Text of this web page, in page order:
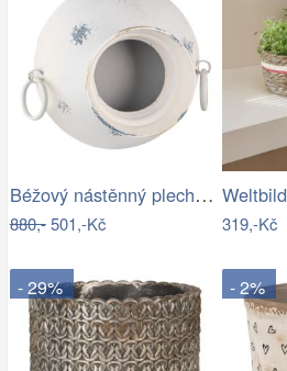
Béžový nástěnný plechový květináč Fun…
880,-501,-Kč 319,-Kč
- 29% - 2%